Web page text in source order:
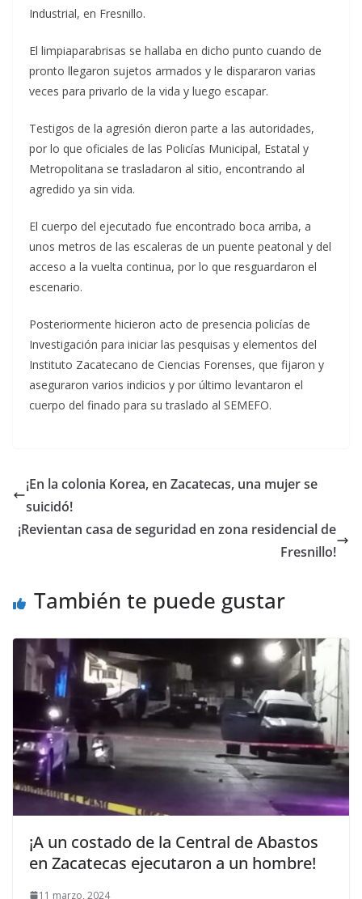
Industrial, en Fresnillo.
El limpiaparabrisas se hallaba en dicho punto cuando de
pronto llegaron sujetos armados y le dispararon varias
veces para privarlo de la vida y luego escapar.
Testigos de la agresión dieron parte a las autoridades,
por lo que oficiales de las Policías Municipal, Estatal y
Metropolitana se trasladaron al sitio, encontrando al
agredido ya sin vida.
El cuerpo del ejecutado fue encontrado boca arriba, a
unos metros de las escaleras de un puente peatonal y del
acceso a la vuelta continua, por lo que resguardaron el
escenario.
Posteriormente hicieron acto de presencia policías de
Investigación para iniciar las pesquisas y elementos del
Instituto Zacatecano de Ciencias Forenses, que fijaron y
aseguraron varios indicios y por último levantaron el
cuerpo del finado para su traslado al SEMEFO.
¡En la colonia Korea, en Zacatecas, una mujer se
suicidó!
¡Revientan casa de seguridad en zona residencial de
Fresnillo!
También te puede gustar
¡A un costado de la Central de Abastos
en Zacatecas ejecutaron a un hombre!
11 marzo, 2024